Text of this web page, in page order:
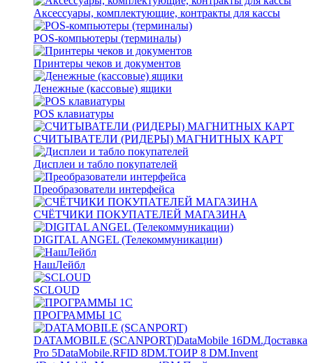
Аксессуары, комплектующие, контракты для кассы
POS-компьютеры (терминалы)
Принтеры чеков и документов
Денежные (кассовые) ящики
POS клавиатуры
СЧИТЫВАТЕЛИ (РИДЕРЫ) МАГНИТНЫХ КАРТ
Дисплеи и табло покупателей
Преобразователи интерфейса
СЧЁТЧИКИ ПОКУПАТЕЛЕЙ МАГАЗИНА
DIGITAL ANGEL (Телекоммуникации)
НашЛейбл
SCLOUD
ПРОГРАММЫ 1С
DATAMOBILE (SCANPORT)DataMobile 16DM.Доставка
Pro 5DataMobile.RFID 8DM.ТОИР 8 DM.Invent